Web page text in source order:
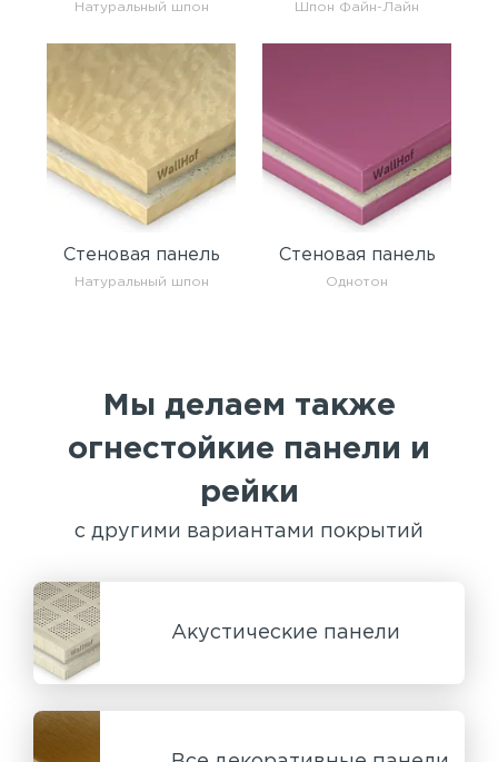
Натуральный шпон Шпон Файн-Лайн
Стеновая панель
Натуральный шпон
Стеновая панель
Однотон
Мы делаем также
огнестойкие панели и
рейки
с другими вариантами покрытий
Акустические панели